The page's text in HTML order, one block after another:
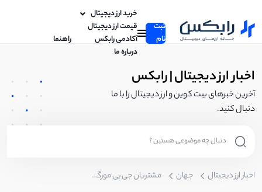
ثبت
نام
خرید ارز دیجیتال
قیمت ارز دیجیتال
آکادمی رابکس
راهنما
درباره ما
اخبار ارز دیجیتال | رابکس
آخرین خبرهای بیت کوین و ارز دیجیتال را با ما
دنبال کنید.
اخبار ارز دیجیتال جهان مشتریان جی پی مورگان در حال جایگزین کردن طلا با بیت کوین